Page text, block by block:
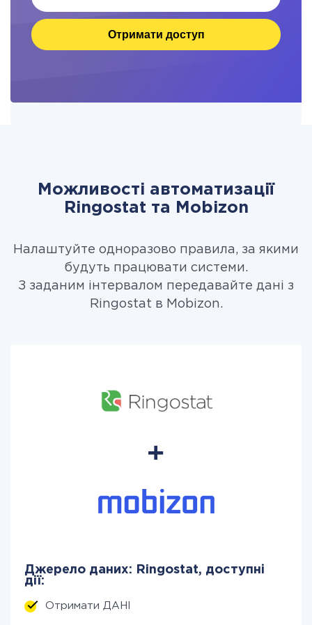
Отримати доступ
Можливості автоматизації
Ringostat та Mobizon
Налаштуйте одноразово правила, за якими
будуть працювати системи.
З заданим інтервалом передавайте дані з
Ringostat в Mobizon.
Джерело даних: Ringostat, доступні
дії:
Отримати ДАНІ